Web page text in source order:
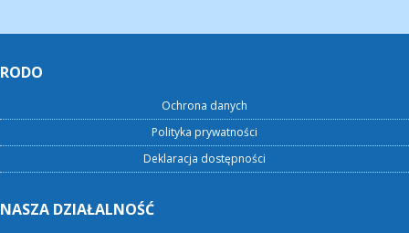
RODO
Ochrona danych
Polityka prywatności
Deklaracja dostępności
NASZA DZIAŁALNOŚĆ